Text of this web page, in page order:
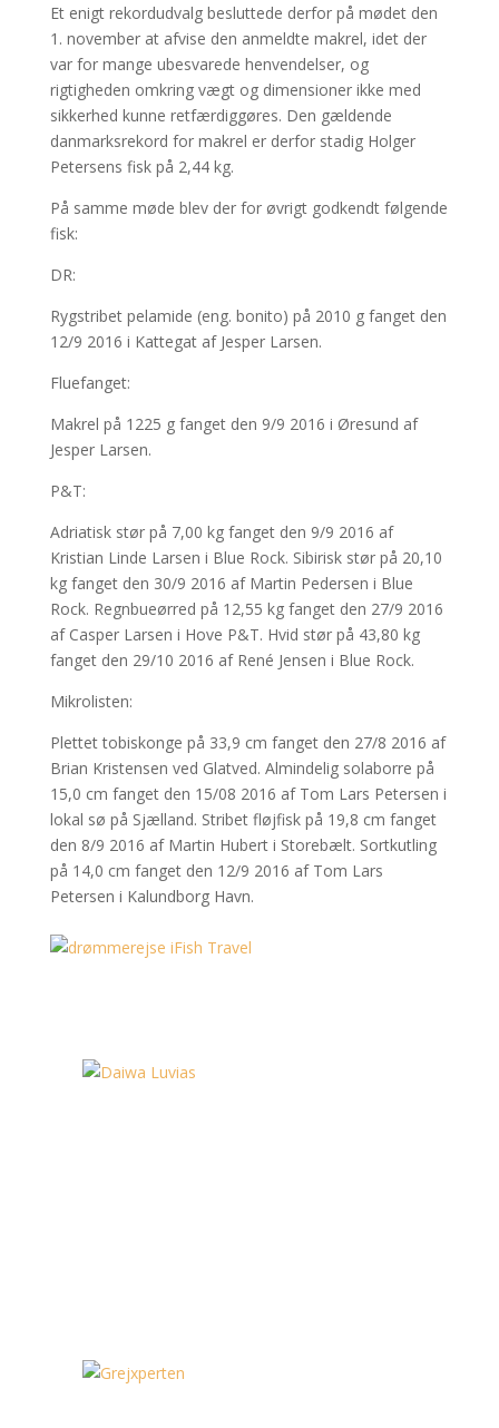
Et enigt rekordudvalg besluttede derfor på mødet den
1. november at afvise den anmeldte makrel, idet der
var for mange ubesvarede henvendelser, og
rigtigheden omkring vægt og dimensioner ikke med
sikkerhed kunne retfærdiggøres. Den gældende
danmarksrekord for makrel er derfor stadig Holger
Petersens fisk på 2,44 kg.
På samme møde blev der for øvrigt godkendt følgende
fisk:
DR:
Rygstribet pelamide (eng. bonito) på 2010 g fanget den
12/9 2016 i Kattegat af Jesper Larsen.
Fluefanget:
Makrel på 1225 g fanget den 9/9 2016 i Øresund af
Jesper Larsen.
P&T:
Adriatisk stør på 7,00 kg fanget den 9/9 2016 af
Kristian Linde Larsen i Blue Rock. Sibirisk stør på 20,10
kg fanget den 30/9 2016 af Martin Pedersen i Blue
Rock. Regnbueørred på 12,55 kg fanget den 27/9 2016
af Casper Larsen i Hove P&T. Hvid stør på 43,80 kg
fanget den 29/10 2016 af René Jensen i Blue Rock.
Mikrolisten:
Plettet tobiskonge på 33,9 cm fanget den 27/8 2016 af
Brian Kristensen ved Glatved. Almindelig solaborre på
15,0 cm fanget den 15/08 2016 af Tom Lars Petersen i
lokal sø på Sjælland. Stribet fløjfisk på 19,8 cm fanget
den 8/9 2016 af Martin Hubert i Storebælt. Sortkutling
på 14,0 cm fanget den 12/9 2016 af Tom Lars
Petersen i Kalundborg Havn.